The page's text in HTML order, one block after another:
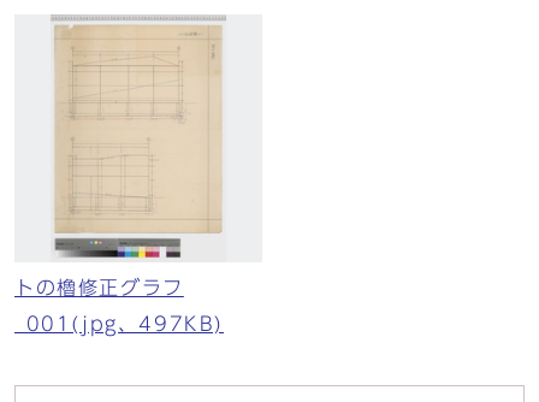
トの櫓修正グラフ
_001(jpg、497KB)